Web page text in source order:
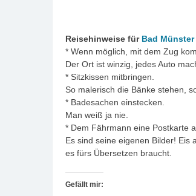
Reisehinweise für Bad Münster
* Wenn möglich, mit dem Zug
Der Ort ist winzig, jedes Auto
* Sitzkissen mitbringen.
So malerisch die Bänke stehen,
* Badesachen einstecken.
Man weiß ja nie.
* Dem Fährmann eine Postkarte
Es sind seine eigenen Bilder! Eis
es fürs Übersetzen braucht.
Gefällt mir: